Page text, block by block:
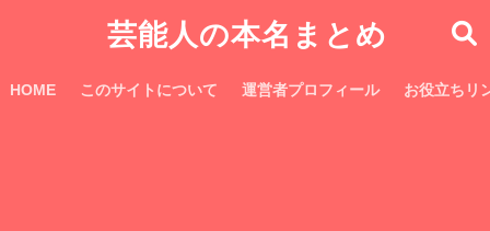
芸能人の本名まとめ
HOME このサイトについて 運営者プロフィール お役立ちリ